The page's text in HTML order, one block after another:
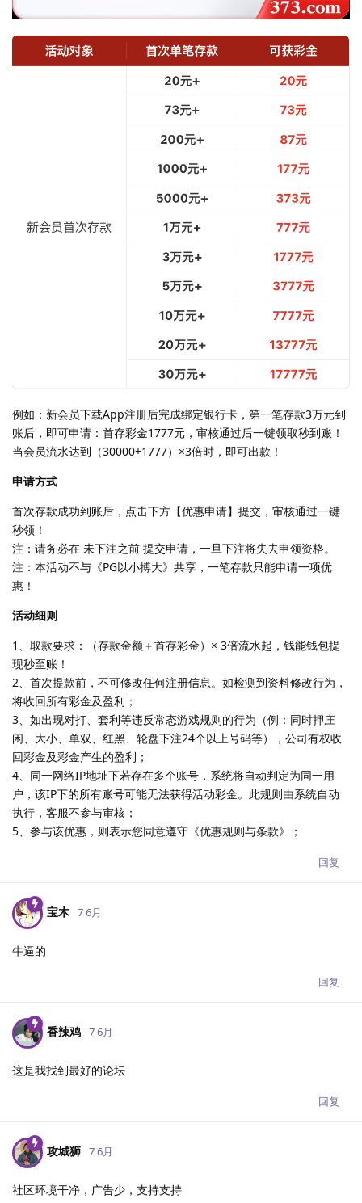
例如：新会员下载App注册后完成绑定银行卡，第一笔存款3万元到
账后，即可申请：首存彩金1777元，审核通过后一键领取秒到账！
当会员流水达到（30000+1777）×3倍时，即可出款！
申请方式
首次存款成功到账后，点击下方【优惠申请】提交，审核通过一键
秒领！
注：请务必在 未下注之前 提交申请，一旦下注将失去申领资格。
注：本活动不与《PG以小搏大》共享，一笔存款只能申请一项优
惠！
活动细则
1、取款要求：（存款金额＋首存彩金）× 3倍流水起，钱能钱包提
现秒至账！
2、首次提款前，不可修改任何注册信息。如检测到资料修改行为，
将收回所有彩金及盈利；
3、如出现对打、套利等违反常态游戏规则的行为（例：同时押庄
闲、大小、单双、红黑、轮盘下注24个以上号码等），公司有权收
回彩金及彩金产生的盈利；
4、同一网络IP地址下若存在多个账号，系统将自动判定为同一用
户，该IP下的所有账号可能无法获得活动彩金。此规则由系统自动
执行，客服不参与审核；
5、参与该优惠，则表示您同意遵守《优惠规则与条款》；
回复
宝木 7 6月
牛逼的
回复
香辣鸡 7 6月
这是我找到最好的论坛
回复
攻城狮 7 6月
社区环境干净，广告少，支持支持